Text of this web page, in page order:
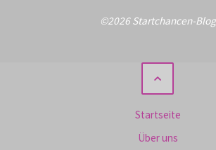
©2026 Startchancen-Blog
Startseite
Über uns